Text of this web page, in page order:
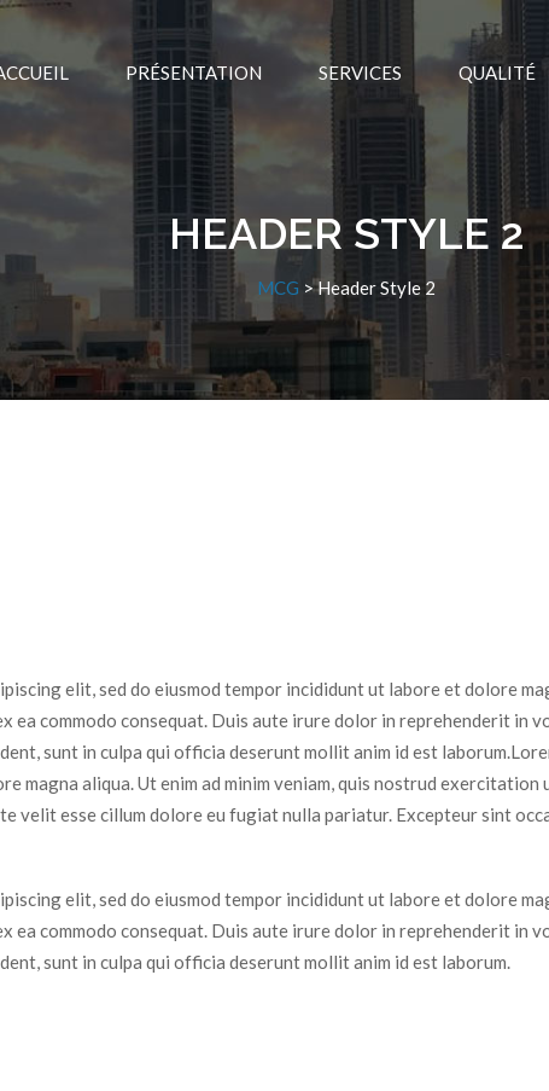
PRÉSENTATION SERVICES QUALITÉ
HEADER STYLE 2
MCG >Header Style 2
elit, sed do eiusmod tempor incididunt ut labore et dolore
ea commodo consequat. Duis aute irure dolor in reprehenderit in
sunt in culpa qui officia deserunt mollit anim id est
magna aliqua. Ut enim ad minim veniam, quis nostrud
velit esse cillum dolore eu fugiat nulla pariatur. Excepteur sint
elit, sed do eiusmod tempor incididunt ut labore et dolore
ea commodo consequat. Duis aute irure dolor in reprehenderit in
sunt in culpa qui officia deserunt mollit anim id est laborum.